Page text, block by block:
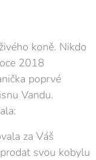
koně. Nikdo
2018
poprvé
Vandu.
za Váš
svou kobylu